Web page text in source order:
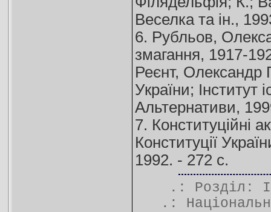
Веселка та ін.,
6. Рубльов,
змагання, 1917-
Реєнт, Олександр
України; Інститут
Альтернативи,
7. Конституційні
Конституції
1992. - 272 с.
.: Розділ:
.: